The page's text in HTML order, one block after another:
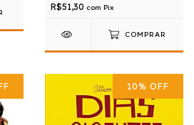
R$51,30 com Pix
COMPRAR
10% OFF